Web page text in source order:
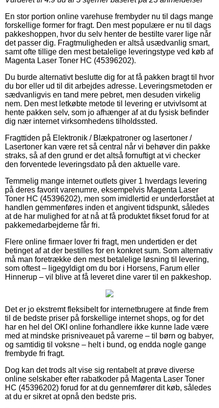
En stor portion online varehuse frembyder nu til dags mange
forskellige former for fragt. Den mest populære er nu til dags
pakkeshoppen, hvor du selv henter de bestilte varer lige når
det passer dig. Fragtmuligheden er altså usædvanlig smart,
samt ofte tillige den mest betalelige leveringstype ved køb af
Magenta Laser Toner HC (45396202).
Du burde alternativt beslutte dig for at få pakken bragt til hvor
du bor eller ud til dit arbejdes adresse. Leveringsmetoden er
sædvanligvis en tand mere pebret, men desuden virkelig
nem. Den mest letkøbte metode til levering er utvivlsomt at
hente pakken selv, som jo afhænger af at du fysisk befinder
dig nær internet virksomhedens tilholdssted.
Fragttiden på Elektronik / Blækpatroner og lasertoner /
Lasertoner kan være ret så central når vi behøver din pakke
straks, så af den grund er det altså fornuftigt at vi checker
den forventede leveringsdato på den aktuelle vare.
Temmelig mange internet outlets giver 1 hverdags levering
på deres favorit varenumre, eksempelvis Magenta Laser
Toner HC (45396202), men som imidlertid er underforstået at
handlen gemmenføres inden et angivent tidspunkt, således
at de har mulighed for at nå at få produktet fikset forud for at
pakkemedarbejderne får fri.
Flere online firmaer lover fri fragt, men undertiden er det
betinget af at der bestilles for en konkret sum. Som alternativ
må man foretrække den mest betalelige løsning til levering,
som oftest – ligegyldigt om du bor i Horsens, Farum eller
Hinnerup – vil blive at få leveret dine varer til en pakkeshop.
Det er jo ekstremt fleksibelt for internetbrugere at finde frem
til de bedste priser på forskellige internet shops, og for det
har en hel del OKI online forhandlere ikke kunne lade være
med at mindske prisniveauet på varerne – til børn og babyer,
og samtidig til voksne – helt i bund, og endda nogle gange
frembyde fri fragt.
Dog kan det trods alt vise sig rentabelt at prøve diverse
online selskaber efter rabatkoder på Magenta Laser Toner
HC (45396202) forud for at du gennemfører dit køb, således
at du er sikret at opnå den bedste pris.